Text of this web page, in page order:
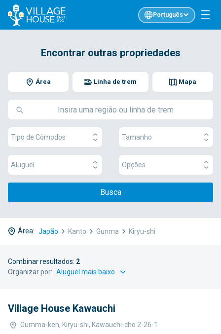
Português
Encontrar outras propriedades
Área Mapa
Linha de trem
Tipo de Cômodos Tamanho
Aluguel Opções
Busca
Área: Japão Kanto Gunma Kiryu-shi
Combinar resultados: 2
Organizar por:
Village House Kawauchi
Gumma-ken, Kiryu-shi, Kawauchi-cho 2-26-1